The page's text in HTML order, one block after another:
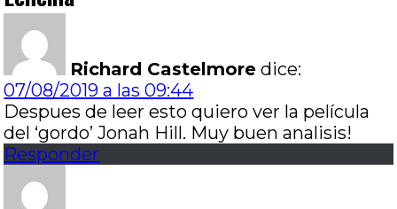
Richard Castelmore dice:
07/08/2019 a las 09:44
Despues de leer esto quiero ver la película
del ‘gordo’ Jonah Hill. Muy buen analisis!
Responder